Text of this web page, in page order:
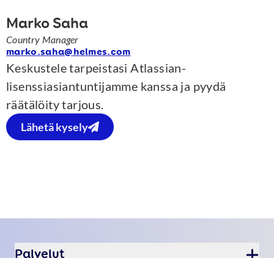
Marko Saha
Country Manager
marko.saha@helmes.com
Keskustele tarpeistasi Atlassian-
lisenssiasiantuntijamme kanssa ja pyydä
räätälöity tarjous.
Lähetä kysely
Palvelut